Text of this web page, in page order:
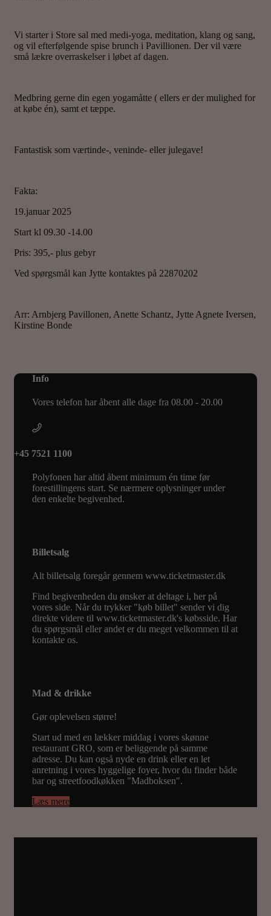
Vi starter i Store sal med medi-yoga, meditation, klang og sang,
og vil efterfølgende spise brunch i Pavillionen. Der vil være
små lækre overraskelser i løbet af dagen.
Medbring gerne din egen yogamåtte ( ellers er der mulighed for
at købe én), samt et tæppe.
Fantastisk som værtinde-, veninde- eller julegave!
Fakta:
19.januar 2025
Start kl 09.30 -14.00
Pris: 395,- plus gebyr
Ved spørgsmål kan Jytte kontaktes på 22870202
Arr: Arnbjerg Pavillonen, Anette Schantz, Jytte Agnete Iversen,
Kirstine Bonde
Info
Vores telefon har åbent alle dage fra 08.00 - 20.00
+45 7521 1100
Polyfonen har altid åbent minimum én time før
forestillingens start. Se nærmere oplysninger under
den enkelte begivenhed.
Billetsalg
Alt billetsalg foregår gennem www.ticketmaster.dk
Find begivenheden du ønsker at deltage i, her på
vores side. Når du trykker "køb billet" sender vi dig
direkte videre til www.ticketmaster.dk's købsside. Har
du spørgsmål eller andet er du meget velkommen til at
kontakte os.
Mad & drikke
Gør oplevelsen større!
Start ud med en lækker middag i vores skønne
restaurant GRO, som er beliggende på samme
adresse. Du kan også nyde en drink eller en let
anretning i vores hyggelige foyer, hvor du finder både
bar og streetfoodkøkken "Madboksen".
Læs mere